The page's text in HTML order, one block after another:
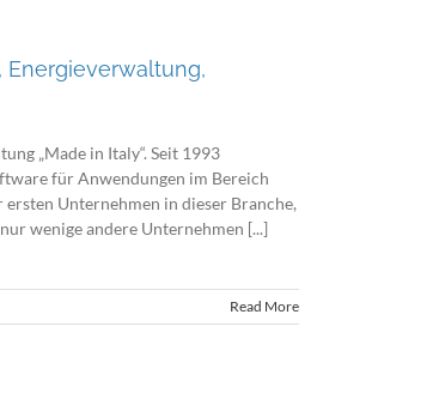
„Made in Italy“. Seit 1993
für Anwendungen im Bereich
Unternehmen in dieser Branche,
wenige andere Unternehmen [...]
Read More